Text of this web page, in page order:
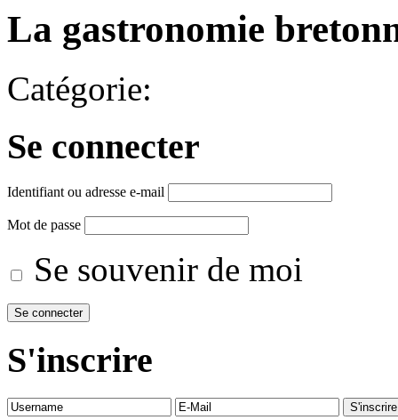
La gastronomie
Catégorie:
Se connecter
Identifiant ou adresse e-mail
Mot de passe
Se souvenir de moi
S'inscrire